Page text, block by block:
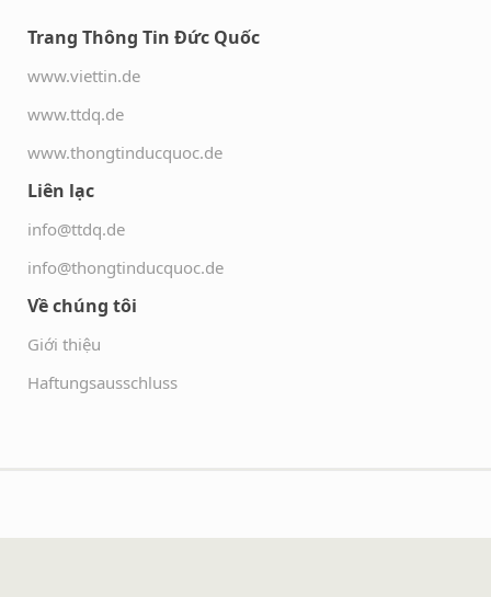
Trang Thông Tin Đức Quốc
www.viettin.de
www.ttdq.de
www.thongtinducquoc.de
Liên lạc
info@ttdq.de
info@thongtinducquoc.de
Về chúng tôi
Giới thiệu
Haftungsausschluss